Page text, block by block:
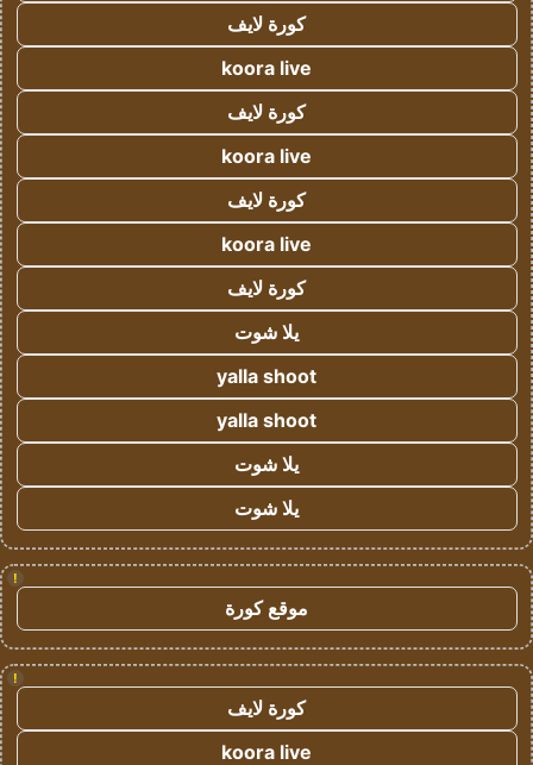
كورة لايف
koora live
كورة لايف
koora live
كورة لايف
koora live
كورة لايف
يلا شوت
yalla shoot
yalla shoot
يلا شوت
يلا شوت
!
موقع كورة
!
كورة لايف
koora live